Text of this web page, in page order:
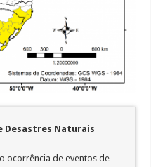
Desastres Naturais
ocorrência de eventos de